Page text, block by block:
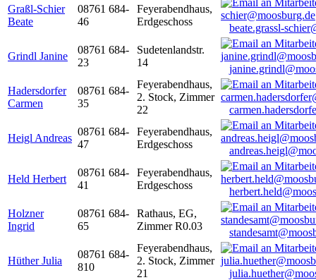
Graßl-Schier
Beate
08761 684-
46
Feyerabendhaus,
Erdgeschoss
beate.grassl-
Grindl Janine
08761 684-
23
Sudetenlandstr.
14
Hadersdorfer
Carmen
08761 684-
35
Feyerabendhaus,
2. Stock, Zimmer
22
Heigl Andreas
08761 684-
47
Feyerabendhaus,
Erdgeschoss
Held Herbert
08761 684-
41
Feyerabendhaus,
Erdgeschoss
Holzner
Ingrid
08761 684-
65
Rathaus, EG,
Zimmer R0.03
Hüther Julia
08761 684-
810
Feyerabendhaus,
2. Stock, Zimmer
21